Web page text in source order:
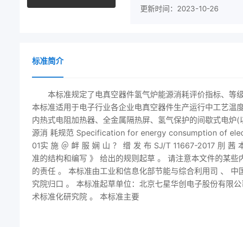
更新时间：2023-10-26
标准简介
本标准规定了电真空器件氢气炉能源消耗评价指标、等
本标准适用于电子行业各企业电真空器件生产运行中工艺
内热式电阻加热器、全金属隔热屏、氢气保护的间歇式电炉
源消 耗规范 Specification for energy consumption of
01实 施 ＠ 衅 服 娴 山 ？ 缯 发 布 SJ/T 11667-2017 刖 茜
准的结构和编写 》 给出的规则起草 。 请注意本文件的某
的责任 。 本标准由工业和信息化部节能与综合利用司 、
究院归口 。 本标准起草单位：北京七星华创电子股份有限
术标准化研究院 。 本标准主要